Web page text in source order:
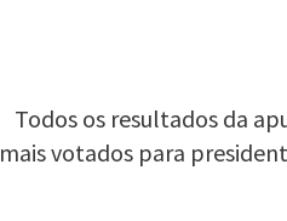
Todos os resultados da
mais votados para